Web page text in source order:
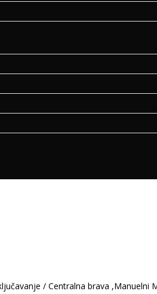
/ Centralna brava ,Manuelni